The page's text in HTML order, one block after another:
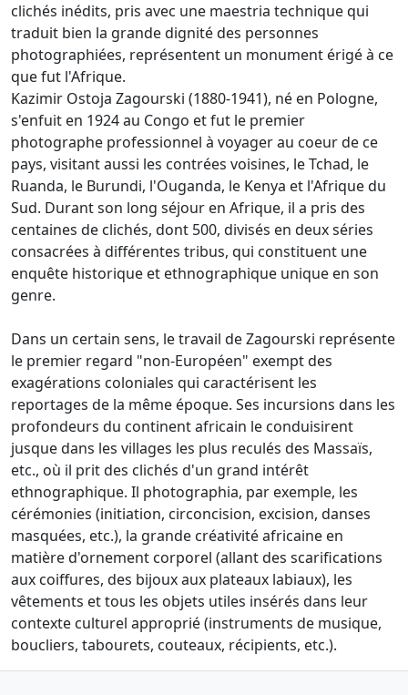
clichés inédits, pris avec une maestria technique qui
traduit bien la grande dignité des personnes
photographiées, représentent un monument érigé à ce
que fut l'Afrique.
Kazimir Ostoja Zagourski (1880-1941), né en Pologne,
s'enfuit en 1924 au Congo et fut le premier
photographe professionnel à voyager au coeur de ce
pays, visitant aussi les contrées voisines, le Tchad, le
Ruanda, le Burundi, l'Ouganda, le Kenya et l'Afrique du
Sud. Durant son long séjour en Afrique, il a pris des
centaines de clichés, dont 500, divisés en deux séries
consacrées à différentes tribus, qui constituent une
enquête historique et ethnographique unique en son
genre.
Dans un certain sens, le travail de Zagourski représente
le premier regard "non-Européen" exempt des
exagérations coloniales qui caractérisent les
reportages de la même époque. Ses incursions dans les
profondeurs du continent africain le conduisirent
jusque dans les villages les plus reculés des Massaïs,
etc., où il prit des clichés d'un grand intérêt
ethnographique. Il photographia, par exemple, les
cérémonies (initiation, circoncision, excision, danses
masquées, etc.), la grande créativité africaine en
matière d'ornement corporel (allant des scarifications
aux coiffures, des bijoux aux plateaux labiaux), les
vêtements et tous les objets utiles insérés dans leur
contexte culturel approprié (instruments de musique,
boucliers, tabourets, couteaux, récipients, etc.).